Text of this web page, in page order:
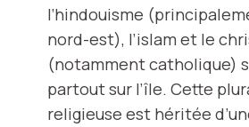
l’hindouisme
nord-est), l’islam et le
(notamment catholique)
partout sur l’île. Cette
religieuse est héritée